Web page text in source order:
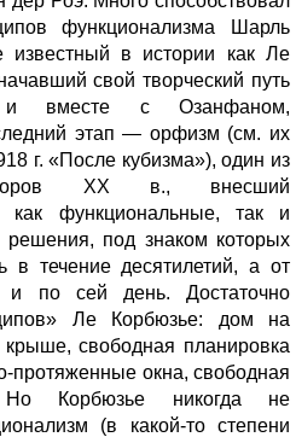
функционализма Шарль
в истории как Ле
свой творческий путь
вместе с Озанфаном,
этап — орфизм (см. их
г. «После кубизма»), один из
XX в., внесший
как функциональные, так и
решения, под знаком которых
в течение десятилетий, а от
и по сей день. Достаточно
Ле Корбюзье: дом на
свободная планировка
протяженные окна, свободная
Но Корбюзье никогда не
(в какой-то степени